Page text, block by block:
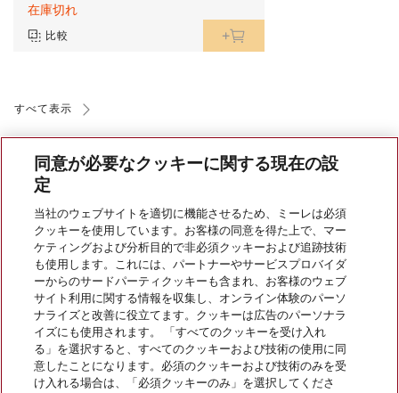
在庫切れ
比較
すべて表示
会社案内
サービス
同意が必要なクッキーに関する現在の設
定
当社のウェブサイトを適切に機能させるため、ミーレは必須
クッキーを使用しています。お客様の同意を得た上で、マー
ケティングおよび分析目的で非必須クッキーおよび追跡技術
も使用します。これには、パートナーやサービスプロバイダ
ーからのサードパーティクッキーも含まれ、お客様のウェブ
サイト利用に関する情報を収集し、オンライン体験のパーソ
ナライズと改善に役立てます。クッキーは広告のパーソナラ
イズにも使用されます。 「すべてのクッキーを受け入れ
る」を選択すると、すべてのクッキーおよび技術の使用に同
意したことになります。必須のクッキーおよび技術のみを受
け入れる場合は、「必須クッキーのみ」を選択してくださ